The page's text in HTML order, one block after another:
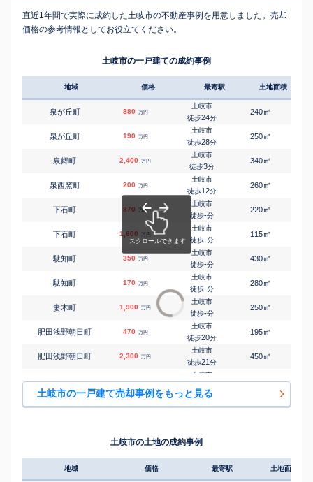
直近1年間で実際に成約した土岐市の不動産事例を用意しました。売却
価格の参考情報としてお役立てください。
土岐市の一戸建ての成約事例
地域 価格 最寄駅 土地面積
泉が丘町 880 万円
土岐市
徒歩24分
240㎡
泉が丘町 190 万円
土岐市
徒歩28分
250㎡
泉郷町 2,400 万円
土岐市
徒歩3分
340㎡
泉西窯町 200 万円
土岐市
徒歩12分
260㎡
下石町 870 万円
土岐市
徒歩-分
220㎡
下石町 1,600 万円
土岐市
徒歩-分
115㎡
駄知町 350 万円
土岐市
徒歩-分
430㎡
駄知町 170 万円
土岐市
徒歩-分
280㎡
妻木町 1,900 万円
土岐市
徒歩-分
250㎡
肥田浅野朝日町 470 万円
土岐市
徒歩20分
195㎡
肥田浅野朝日町 2,300 万円
土岐市
徒歩21分
450㎡
肥田浅野元町 1,900 万円
土岐市
430㎡
土岐市の一戸建て売却事例をもっと見る
土岐市の土地の成約事例
地域 価格 最寄駅 土地面積